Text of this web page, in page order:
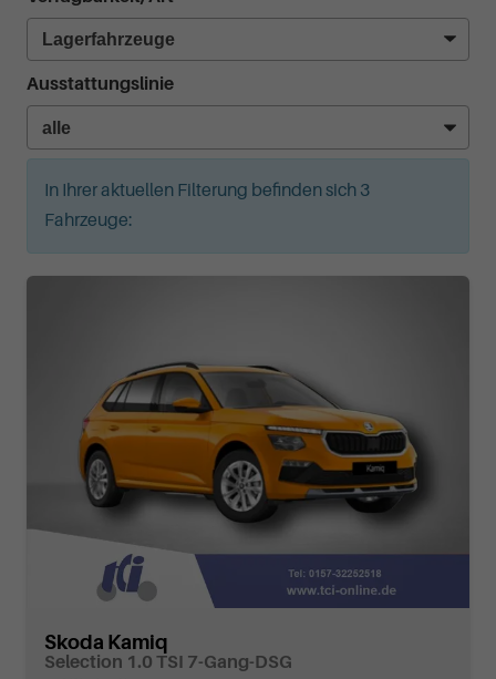
Ausstattungslinie
In Ihrer aktuellen Filterung befinden sich 3
Fahrzeuge:
Skoda Kamiq
Selection 1.0 TSI 7-Gang-DSG